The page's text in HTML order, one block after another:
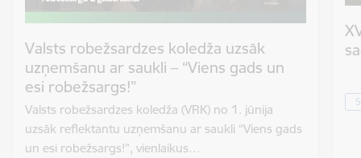
Valsts robežsardzes koledža uzsāk
uzņemšanu ar saukli – “Viens gads un
esi robežsargs!”
Valsts robežsardzes koledža (VRK) no 1. jūnija
uzsāk reflektantu uzņemšanu ar saukli “Viens gads
un esi robežsargs!”, vienlaikus…